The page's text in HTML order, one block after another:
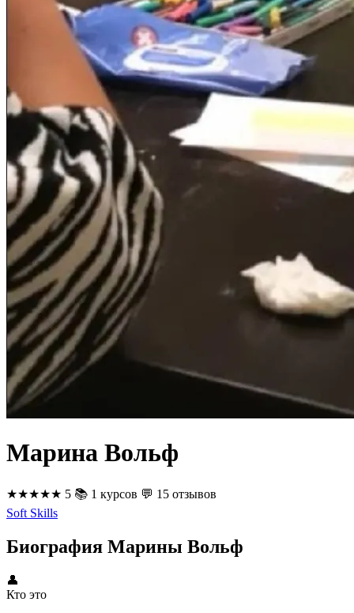
Марина Вольф
★★★★★ 5 📚 1 курсов 💬 15 отзывов
Soft Skills
Биография Марины Вольф
👤
Кто это